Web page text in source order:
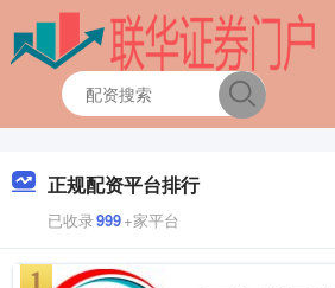
正规配资平台排行
已收录999+家平台